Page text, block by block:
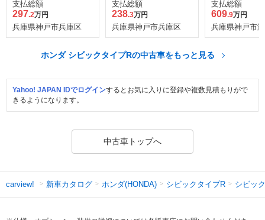
支払総額
297.2万円
兵庫県神戸市兵庫区
支払総額
238.3万円
兵庫県神戸市兵庫区
支払総額
609.9万円
兵庫県神戸市
ホンダ シビックタイプRの中古車をもっと見る
Yahoo! JAPAN IDでログインするとお気に入りに登録や複数見積もりがで
きるようになります。
中古車トップへ
carview! 新車カタログ ホンダ(HONDA) シビックタイプR シビッ